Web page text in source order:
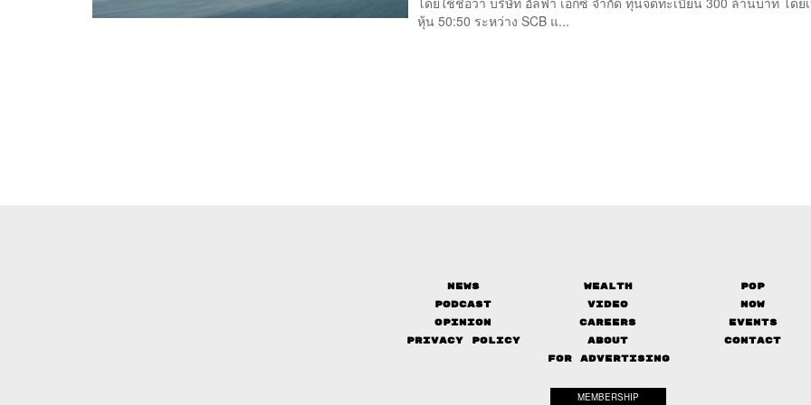
หุ้น 50:50 ระหว่าง SCB แ...
News Wealth
Pop
Podcast
Video
Now
Opinion
Careers
Events
Privacy Policy
About
Contact
FOR ADVERTISING
MEMBERSHIP